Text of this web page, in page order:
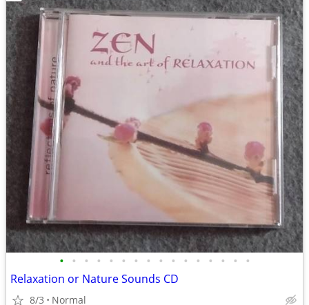
• • • • • • • • • • • • • • • •
Relaxation or Nature Sounds CD
8/3 Normal